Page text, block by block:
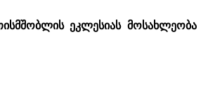
ეკლესიას მოსახლეობა